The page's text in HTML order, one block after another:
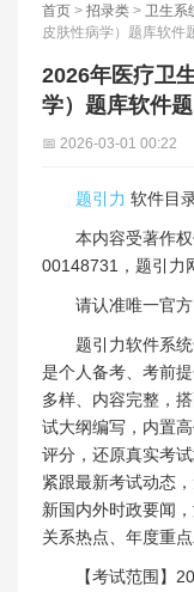
首页 > 招录类 > 卫生系
皮肤性病学）题库软件
2026年医疗卫
学）题库软件
📅 2026-03-01 00:22
题引力 软件目
本内容受著作
00148731，题引力
请认准唯一官
题引力软件系
是个人备考、考前
多样、内容完整，
试大纲编写，内置
评分，还原真实考
紧跟最新考试动态
新国内外时政要闻
关系热点、年度重
【考试范围】